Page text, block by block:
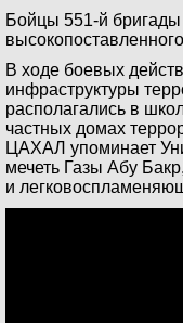
Бойцы 551-й
В ходе боевых
инфраструктуры
располагались в
частных домах
ЦАХАЛ упоминает
мечеть Газы Абу
и